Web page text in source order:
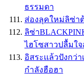
ธรรมดา
ส่องลุคใหม่ลิซ่า
ลิซ่า
ไฮโซสาวปลื้มใจ
อิสระเเล้วปังก
กำลังฮือฮา